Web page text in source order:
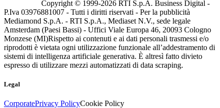
Copyright © 1999-2026 RTI S.p.A. Business Digital -
P.Iva 03976881007 - Tutti i diritti riservati - Per la pubblicità
Mediamond S.p.A. - RTI S.p.A., Mediaset N.V., sede legale
Amsterdam (Paesi Bassi) - Uffici Viale Europa 46, 20093 Cologno
Monzese (MI)Rispetto ai contenuti e ai dati personali trasmessi e/o
riprodotti è vietata ogni utilizzazione funzionale all’addestramento di
sistemi di intelligenza artificiale generativa. È altresì fatto divieto
espresso di utilizzare mezzi automatizzati di data scraping.
Legal
CorporatePrivacy PolicyCookie Policy